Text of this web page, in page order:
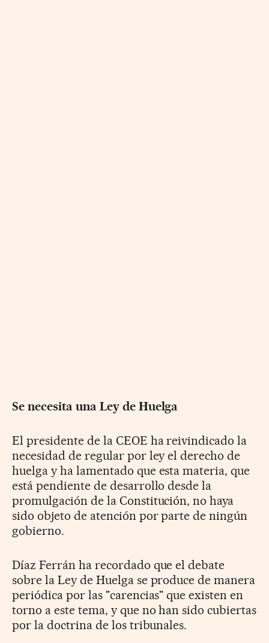
Se necesita una Ley de Huelga
El presidente de la CEOE ha reivindicado la
necesidad de regular por ley el derecho de
huelga y ha lamentado que esta materia, que
está pendiente de desarrollo desde la
promulgación de la Constitución, no haya
sido objeto de atención por parte de ningún
gobierno.
Díaz Ferrán ha recordado que el debate
sobre la Ley de Huelga se produce de manera
periódica por las "carencias" que existen en
torno a este tema, y que no han sido cubiertas
por la doctrina de los tribunales.